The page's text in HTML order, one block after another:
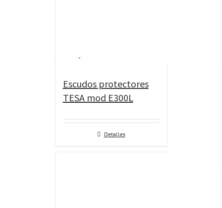
Escudos protectores
TESA mod E300L
Detalles